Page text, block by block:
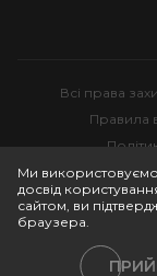
Всі права
Правила
Ми
досвід
сайтом, ви
браузера.